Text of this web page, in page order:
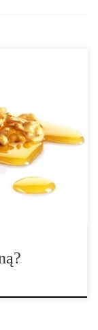
mamy na niego
słodko i słono.
miód, ale coraz